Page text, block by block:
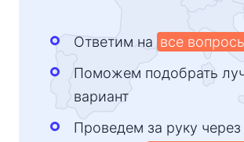
Ответим на все
Поможем подобрать
вариант
Проведем за руку через